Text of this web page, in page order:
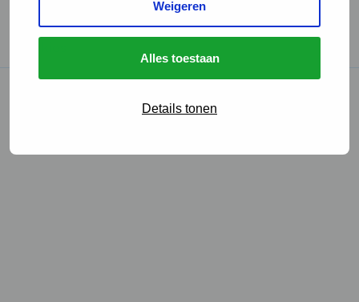
Weigeren
Alles toestaan
Details tonen
GGD Reisvaccinaties